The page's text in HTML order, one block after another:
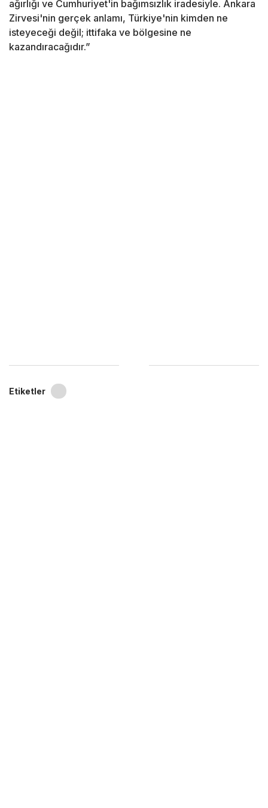
ağırlığı ve Cumhuriyet'in bağımsızlık iradesiyle. Ankara
Zirvesi'nin gerçek anlamı, Türkiye'nin kimden ne
isteyeceği değil; ittifaka ve bölgesine ne
kazandıracağıdır.”
Etiketler